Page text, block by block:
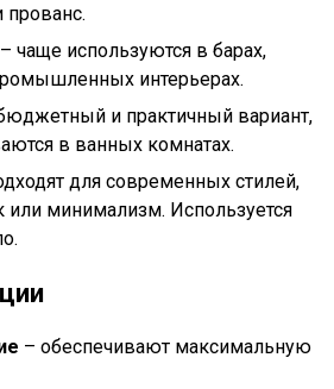
прованс.
– чаще используются в барах,
интерьерах.
и практичный вариант,
в ванных комнатах.
для современных стилей,
или минимализм. Используется
– обеспечивают максимальную